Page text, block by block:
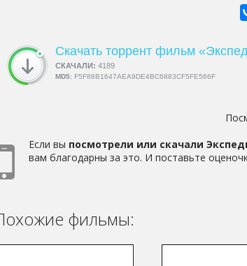
Скачать торрент фильм
СКАЧАЛИ: 4189
MD5: F5F88B1647AEA9DE4BC6883CF5FE566F
Если вы посмотрели или скачали
вам благодарны за это. И поставьте
фильмы: